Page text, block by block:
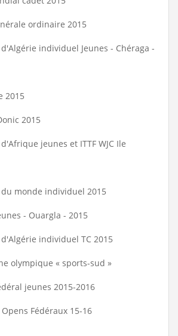
ordinaire 2015
individuel Jeunes - Chéraga -
2015
2015
jeunes et ITTF WJC Ile
monde individuel 2015
- Ouargla - 2015
individuel TC 2015
olympique « sports-sud »
jeunes 2015-2016
Fédéraux 15-16